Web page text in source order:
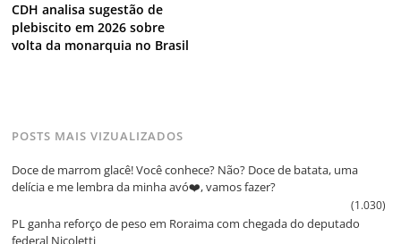
CDH analisa sugestão de
plebiscito em 2026 sobre
volta da monarquia no Brasil
POSTS MAIS VIZUALIZADOS
Doce de marrom glacê! Você conhece? Não? Doce de batata, uma
delícia e me lembra da minha avó❤️, vamos fazer?
(1.030)
PL ganha reforço de peso em Roraima com chegada do deputado
federal Nicoletti